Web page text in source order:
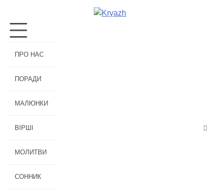
вмісту
ПРО НАС
ПОРАДИ
МАЛЮНКИ
ВІРШІ
МОЛИТВИ
СОННИК